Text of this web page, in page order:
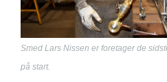
Smed Lars Nissen er foretager de
på start.